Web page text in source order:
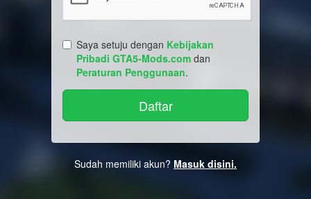
Saya setuju dengan Kebijakan
Pribadi GTA5-Mods.com dan
Peraturan Penggunaan.
Sudah memiliki akun? Masuk disini.